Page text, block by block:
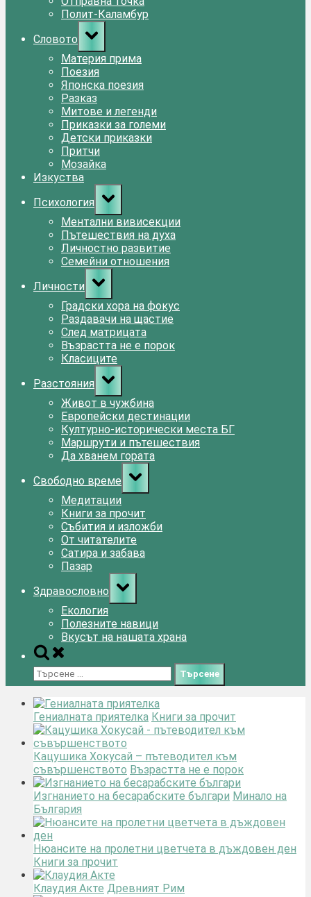
Полит-Каламбур
Словото
Toggle
sub-
menu
Материя прима
Поезия
Японска поезия
Разказ
Митове и легенди
Приказки за големи
Детски приказки
Притчи
Мозайка
Изкуства
Психология
Toggle
sub-
menu
Ментални вивисекции
Пътешествия на духа
Личностно развитие
Семейни отношения
Личности
Toggle
sub-
menu
Градски хора на фокус
Раздавачи на щастие
След матрицата
Възрастта не е порок
Класиците
Разстояния
Toggle
sub-
menu
Живот в чужбина
Европейски дестинации
Културно-исторически места БГ
Маршрути и пътешествия
Да хванем гората
Свободно време
Toggle
sub-
menu
Медитации
Книги за прочит
Събития и изложби
От читателите
Сатира и забава
Пазар
Здравословно
Toggle
sub-
menu
Екология
Полезните навици
Вкусът на нашата храна
Toggle
search
form
Търсене
за:
Гениалната приятелка Книги за прочит
Кацушика Хокусай – пътеводител към
съвършенството Възрастта не е порок
Изгнанието на бесарабските българи Минало на
България
Нюансите на пролетни цветчета в дъждовен ден
Книги за прочит
Клаудия Акте Древният Рим